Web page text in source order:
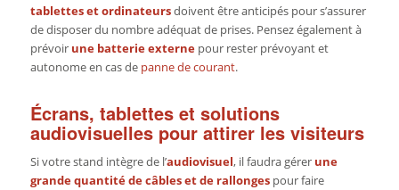
tablettes et ordinateursdoivent être anticipés pour s’assurer
de disposer du nombre adéquat de prises. Pensez également à
prévoir une batterie externepour rester prévoyant et
autonome en cas de panne de courant.
Écrans, tablettes et solutions
audiovisuelles pour attirer les visiteurs
Si votre stand intègre de l’audiovisuel, il faudra gérer une
grande quantité de câbles et de rallongespour faire